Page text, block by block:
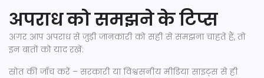
अपराध को समझने के टिप्स
अगर आप अपराध से जुड़ी जानकारी को सही से समझना चाहते हैं, तो
इन बातों को याद रखें:
स्रोत की जाँच करें – सरकारी या विश्वसनीय मीडिया साइट्स से ही